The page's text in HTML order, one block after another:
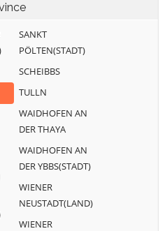
SANKT
PÖLTEN(STADT)
SCHEIBBS
TULLN
WAIDHOFEN AN
DER THAYA
WAIDHOFEN AN
DER YBBS(STADT)
WIENER
NEUSTADT(LAND)
WIENER